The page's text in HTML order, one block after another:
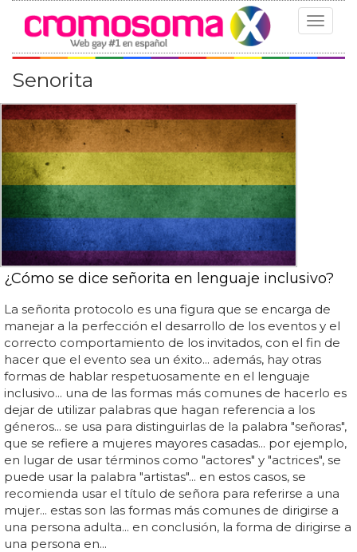
Toggle
Senorita
¿Cómo se dice señorita en lenguaje inclusivo?
La señorita protocolo es una figura que se encarga de
manejar a la perfección el desarrollo de los eventos y el
correcto comportamiento de los invitados, con el fin de
hacer que el evento sea un éxito... además, hay otras
formas de hablar respetuosamente en el lenguaje
inclusivo... una de las formas más comunes de hacerlo es
dejar de utilizar palabras que hagan referencia a los
géneros... se usa para distinguirlas de la palabra "señoras",
que se refiere a mujeres mayores casadas... por ejemplo,
en lugar de usar términos como "actores" y "actrices", se
puede usar la palabra "artistas"... en estos casos, se
recomienda usar el título de señora para referirse a una
mujer... estas son las formas más comunes de dirigirse a
una persona adulta... en conclusión, la forma de dirigirse a
una persona en...